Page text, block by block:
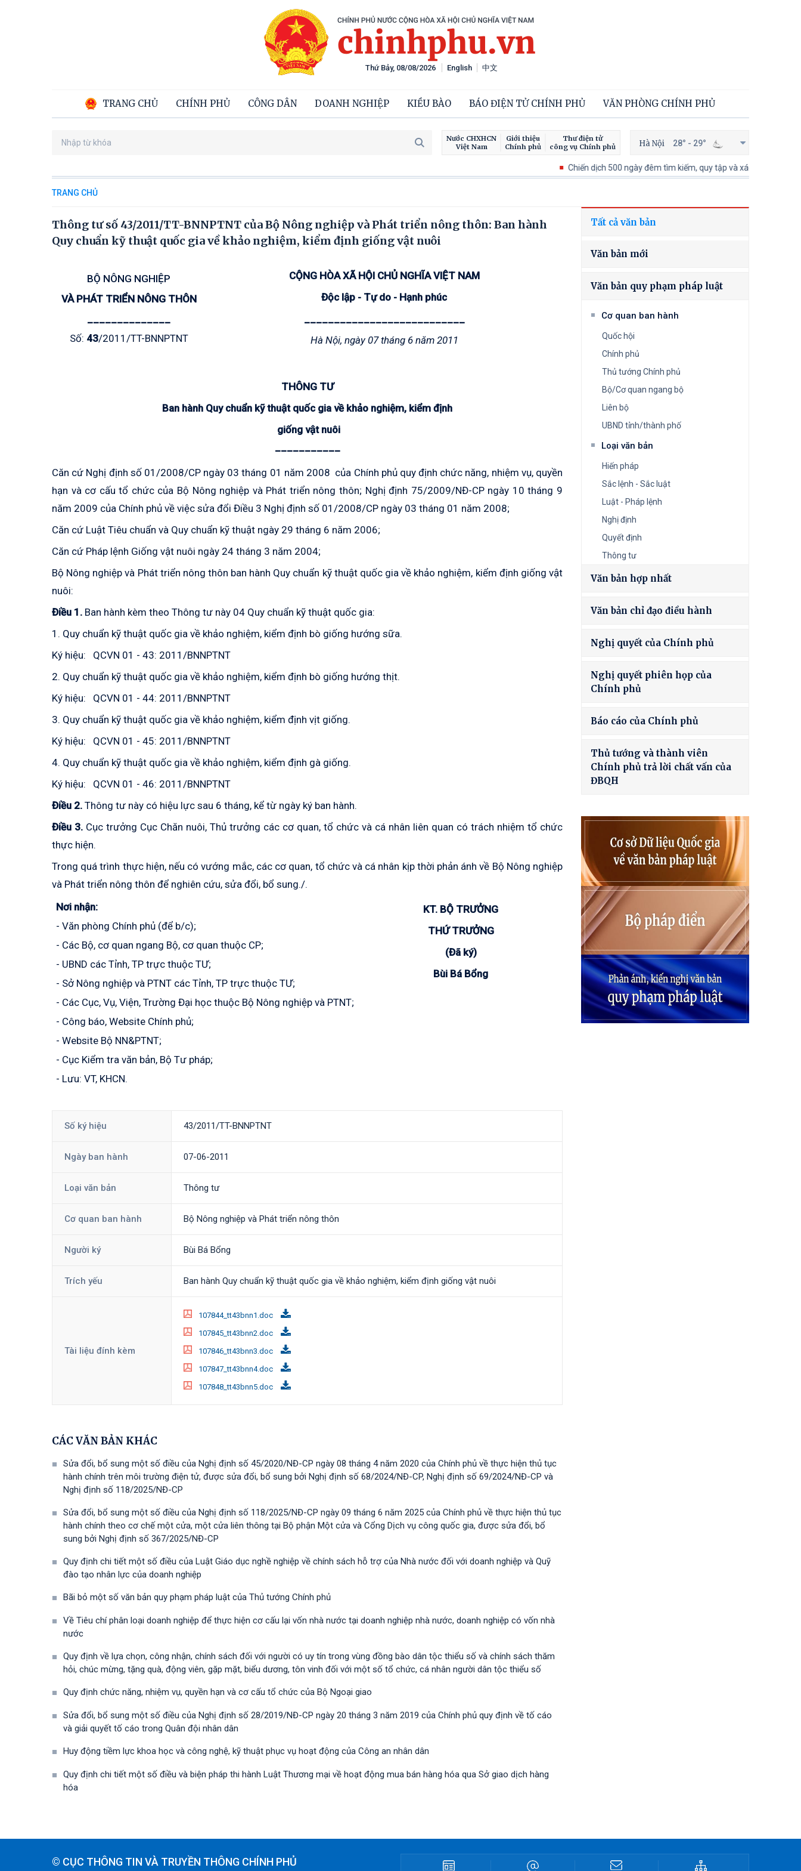
English 中文
TRANG CHỦ CHÍNH PHỦ CÔNG DÂN DOANH NGHIỆP KIỀU BÀO BÁO ĐIỆN TỬ CHÍNH PHỦ VĂN PHÒNG CHÍNH PHỦ
Thứ Bảy, 08/08/2026
Nước CHXHCN
Việt Nam
Giới thiệu
Chính phủ
Thư điện tử
công vụ Chính phủ
Hà Nội 28° - 29°
Chiến dịch 500 ngày đêm tìm kiếm, quy tập và xác định danh tính hài cốt
TRANG CHỦ
Thông tư số 43/2011/TT-BNNPTNT của Bộ Nông nghiệp và Phát triển nông thôn: Ban hành
Quy chuẩn kỹ thuật quốc gia về khảo nghiệm, kiểm định giống vật nuôi
BỘ NÔNG NGHIỆP
VÀ PHÁT TRIỂN NÔNG THÔN
______________
Số: 43/2011/TT-BNNPTNT
CỘNG HÒA XÃ HỘI CHỦ NGHĨA VIỆT NAM
Độc lập - Tự do - Hạnh phúc
___________________________
Hà Nội, ngày 07 tháng 6 năm 2011
THÔNG TƯ
Ban hành Quychuẩn kỹ thuật quốc gia về khảo nghiệm, kiểm định
giống vật nuôi
–––––––––––
Căn cứ Nghị định số 01/2008/CP ngày 03 tháng 01 năm 2008 của Chính phủ quy định chức năng, nhiệm vụ, quyền
hạn và cơ cấu tổ chức của Bộ Nông nghiệp và Phát triển nông thôn; Nghị định 75/2009/NĐ-CP ngày 10 tháng 9
năm 2009 của Chính phủ về việc sửa đổi Điều 3 Nghị định số 01/2008/CP ngày 03 tháng 01 năm 2008;
Căn cứ Luật Tiêu chuẩn và Quy chuẩn kỹ thuật ngày 29 tháng 6 năm 2006;
Căn cứ Pháp lệnh Giống vật nuôi ngày 24 tháng 3 năm 2004;
Bộ Nông nghiệp và Phát triển nông thôn ban hành Quy chuẩn kỹ thuật quốc gia về khảo nghiệm, kiểm định giống vật
nuôi:
Điều 1. Ban hành kèm theo Thông tư này 04 Quy chuẩn kỹ thuật quốc gia:
1. Quy chuẩn kỹ thuật quốc gia về khảo nghiệm, kiểm định bò giống hướng sữa.
Ký hiệu: QCVN 01 - 43: 2011/BNNPTNT
2. Quy chuẩn kỹ thuật quốc gia về khảo nghiệm, kiểm định bò giống hướng thịt.
Ký hiệu: QCVN 01 - 44: 2011/BNNPTNT
3. Quy chuẩn kỹ thuật quốc gia về khảo nghiệm, kiểm định vịt giống.
Ký hiệu: QCVN 01 - 45: 2011/BNNPTNT
4. Quy chuẩn kỹ thuật quốc gia về khảo nghiệm, kiểm định gà giống.
Ký hiệu: QCVN 01 - 46: 2011/BNNPTNT
Điều 2. Thông tư này có hiệu lực sau 6 tháng, kể từ ngày ký ban hành.
Điều 3. Cục trưởng Cục Chăn nuôi, Thủ trưởng các cơ quan, tổ chức và cá nhân liên quan có trách nhiệm tổ chức
thực hiện.
Trong quá trình thực hiện, nếu có vướng mắc, các cơ quan, tổ chức và cá nhân kịp thời phản ánh về Bộ Nông nghiệp
và Phát triển nông thôn để nghiên cứu, sửa đổi, bổ sung./.
Nơi nhận:
- Văn phòng Chính phủ (để b/c);
- Các Bộ, cơ quan ngang Bộ, cơ quan thuộc CP;
- UBND các Tỉnh, TP trực thuộc TƯ;
- Sở Nông nghiệp và PTNT các Tỉnh, TP trực thuộc TƯ;
- Các Cục, Vụ, Viện, Trường Đại học thuộc Bộ Nông nghiệp và PTNT;
- Công báo, Website Chính phủ;
- Website Bộ NN&PTNT;
- Cục Kiểm tra văn bản, Bộ Tư pháp;
- Lưu: VT, KHCN.
KT. BỘ TRƯỞNG
THỨ TRƯỞNG
(Đã ký)
Bùi Bá Bổng
Số ký hiệu 43/2011/TT-BNNPTNT
Ngày ban hành 07-06-2011
Loại văn bản Thông tư
Cơ quan ban hành Bộ Nông nghiệp và Phát triển nông thôn
Người ký Bùi Bá Bổng
Trích yếu Ban hành Quy chuẩn kỹ thuật quốc gia về khảo nghiệm, kiểm định giống vật nuôi
Tài liệu đính kèm
107844_tt43bnn1.doc
107845_tt43bnn2.doc
107846_tt43bnn3.doc
107847_tt43bnn4.doc
107848_tt43bnn5.doc
CÁC VĂN BẢN KHÁC
Sửa đổi, bổ sung một số điều của Nghị định số 45/2020/NĐ-CP ngày 08 tháng 4 năm 2020 của Chính phủ về thực hiện thủ tục
hành chính trên môi trường điện tử, được sửa đổi, bổ sung bởi Nghị định số 68/2024/NĐ-CP, Nghị định số 69/2024/NĐ-CP và
Nghị định số 118/2025/NĐ-СР
Sửa đổi, bổ sung một số điều của Nghị định số 118/2025/NĐ-CP ngày 09 tháng 6 năm 2025 của Chính phủ về thực hiện thủ tục
hành chính theo cơ chế một cửa, một cửa liên thông tại Bộ phận Một cửa và Cổng Dịch vụ công quốc gia, được sửa đổi, bổ
sung bởi Nghị định số 367/2025/NĐ-СР
Quy định chi tiết một số điều của Luật Giáo dục nghề nghiệp về chính sách hỗ trợ của Nhà nước đối với doanh nghiệp và Quỹ
đào tạo nhân lực của doanh nghiệp
Bãi bỏ một số văn bản quy phạm pháp luật của Thủ tướng Chính phủ
Về Tiêu chí phân loại doanh nghiệp để thực hiện cơ cấu lại vốn nhà nước tại doanh nghiệp nhà nước, doanh nghiệp có vốn nhà
nước
Quy định về lựa chọn, công nhận, chính sách đối với người có uy tín trong vùng đồng bào dân tộc thiểu số và chính sách thăm
hỏi, chúc mừng, tặng quà, động viên, gặp mặt, biểu dương, tôn vinh đối với một số tổ chức, cá nhân người dân tộc thiểu số
Quy định chức năng, nhiệm vụ, quyền hạn và cơ cấu tổ chức của Bộ Ngoại giao
Sửa đổi, bổ sung một số điều của Nghị định số 28/2019/NĐ-CР ngày 20 tháng 3 năm 2019 của Chính phủ quy định về tố cáo
và giải quyết tố cáo trong Quân đội nhân dân
Huy động tiềm lực khoa học và công nghệ, kỹ thuật phục vụ hoạt động của Công an nhân dân
Quy định chi tiết một số điều và biện pháp thi hành Luật Thương mại về hoạt động mua bán hàng hóa qua Sở giao dịch hàng
hóa
Tất cả văn bản
Văn bản mới
Văn bản quy phạm pháp luật
Cơ quan ban hành
Quốc hội
Chính phủ
Thủ tướng Chính phủ
Bộ/Cơ quan ngang bộ
Liên bộ
UBND tỉnh/thành phố
Loại văn bản
Hiến pháp
Sắc lệnh - Sắc luật
Luật - Pháp lệnh
Nghị định
Quyết định
Thông tư
Văn bản hợp nhất
Văn bản chỉ đạo điều hành
Nghị quyết của Chính phủ
Nghị quyết phiên họp của
Chính phủ
Báo cáo của Chính phủ
Thủ tướng và thành viên
Chính phủ trả lời chất vấn của
ĐBQH
© CỤC THÔNG TIN VÀ TRUYỀN THÔNG CHÍNH PHỦ